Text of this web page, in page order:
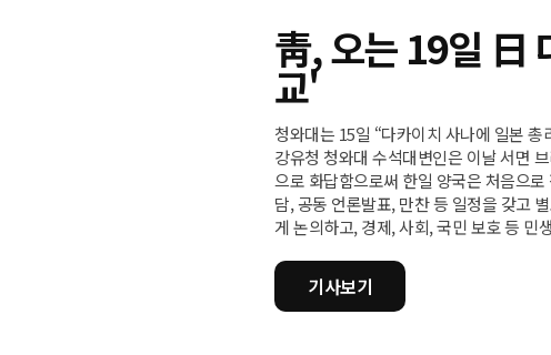
靑, 오는 19일 日
교'
청와대는 15일 “다카이치 사나에 일본
강유청 청와대 수석대변인은 이날 서면
으로 화답함으로써 한일 양국은 처음으
담, 공동 언론발표, 만찬 등 일정을 갖고
게 논의하고, 경제, 사회, 국민 보호 등 민
기사보기